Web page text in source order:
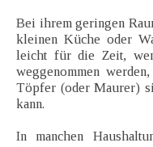
Bei ihrem geringen
kleinen Küche oder
leicht für die Zeit,
weggenommen
Töpfer (oder Maurer)
kann.
In manchen